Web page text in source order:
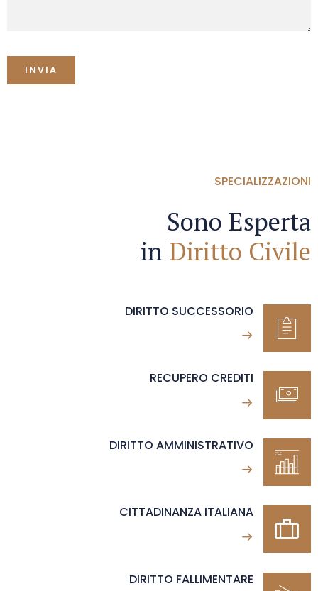
SPECIALIZZAZIONI
Sono Esperta
in Diritto Civile
DIRITTO SUCCESSORIO
RECUPERO CREDITI
DIRITTO AMMINISTRATIVO
CITTADINANZA ITALIANA
DIRITTO FALLIMENTARE